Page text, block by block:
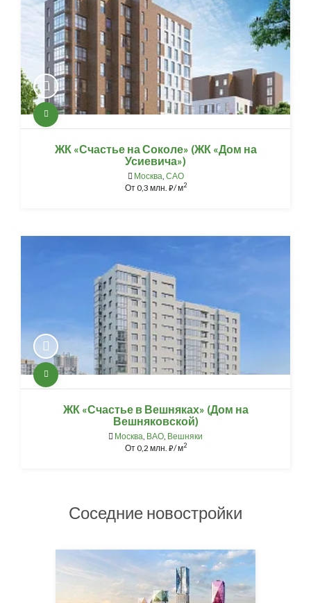
ЖК «Счастье на Соколе» (ЖК «Дом на
Усиевича»)
Москва САО
От0,3 млн. ⃏/ м2
ЖК «Счастье в Вешняках» (Дом на
Вешняковской)
Москва ВАО Вешняки
От0,2 млн. ⃏/ м2
Соседние новостройки